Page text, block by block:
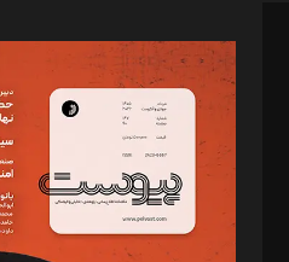
مدیر مسئول: محمدباقر اثنی‌عشری
سردبیر: مهرک محمودی
دبیر تحریریه: میثم قاسمی
د‌بیر ناداستان: سمانه سمیع
د‌بیر خدمت و تجارت: ابوالفضل رجبی
د‌بیر حقوق فناوری: حسام‌الدین ایپکچی
د‌بیر پیوست جهان: مینا پاکدل